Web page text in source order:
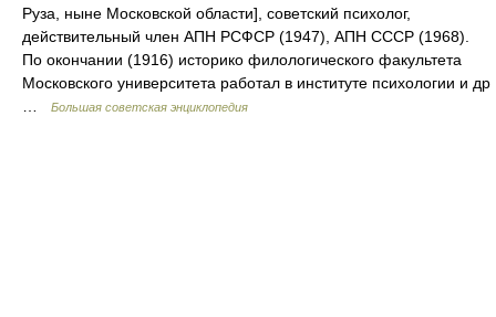
Руза, ныне Московской области], советский психолог,
действительный член АПН РСФСР (1947), АПН СССР (1968).
По окончании (1916) историко филологического факультета
Московского университета работал в институте психологии и др
Большая советская энциклопедия